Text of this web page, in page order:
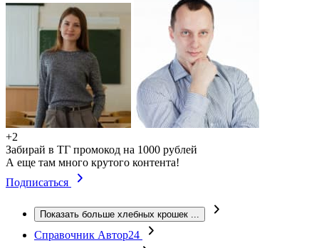
+2
Забирай в ТГ промокод на 1000 рублей
А еще там много крутого контента!
Подписаться
Показать больше хлебных крошек ...
Справочник Автор24